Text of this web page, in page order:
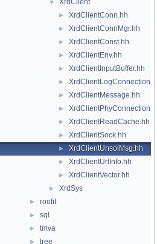
▼ XrdClient
► XrdClientConn.hh
► XrdClientConnMgr.hh
► XrdClientConst.hh
► XrdClientEnv.hh
► XrdClientInputBuffer.hh
► XrdClientLogConnection.hh
► XrdClientMessage.hh
► XrdClientPhyConnection.hh
► XrdClientReadCache.hh
► XrdClientSock.hh
► XrdClientUnsolMsg.hh
► XrdClientUrlInfo.hh
► XrdClientVector.hh
► XrdSys
► roofit
► sql
► tmva
► tree